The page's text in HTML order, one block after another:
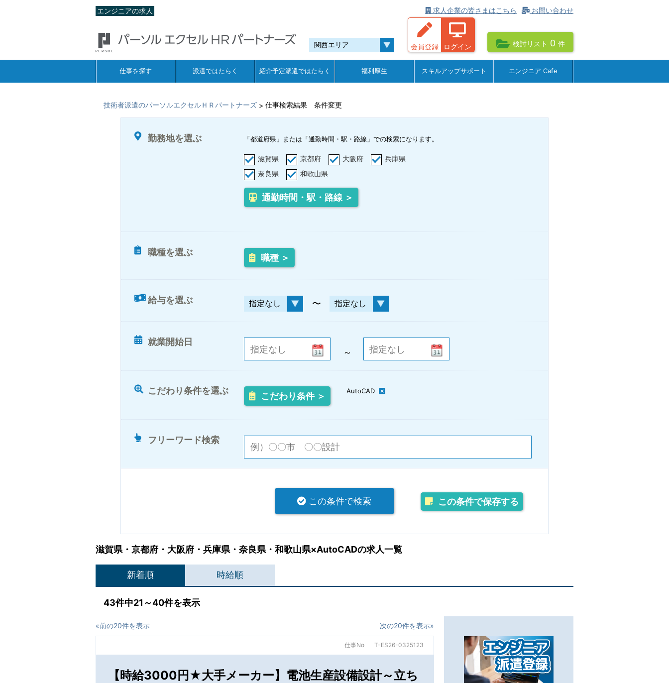
エンジニアの求人 お問い合わせ
求人企業の皆さまはこちら
会員登録 ログイン 検討リスト 0 件
仕事を探す 派遣ではたらく 紹介予定派遣ではたらく 福利厚生 スキルアップサポート エンジニア Cafe
技術者派遣のパーソルエクセルＨＲパートナーズ > 仕事検索結果 条件変更
勤務地を選ぶ 「都道府県」または「通勤時間・駅・路線」での検索になります。
滋賀県 京都府 大阪府
兵庫県
奈良県
和歌山県
通勤時間・駅・路線 ＞
職種を選ぶ
職種 ＞
給与を選ぶ 〜
就業開始日
～
こだわり条件を選ぶ
こだわり条件 ＞
AutoCAD
フリーワード検索
この条件で検索 この条件で保存する
滋賀県・京都府・大阪府・兵庫県・奈良県・和歌山県×AutoCADの求人一覧
新着順 時給順
43件中21～40件を表示
«前の20件を表示 次の20件を表示»
仕事No T-ES26-0325123
【時給3000円★大手メーカー】電池生産設備設計～立ち